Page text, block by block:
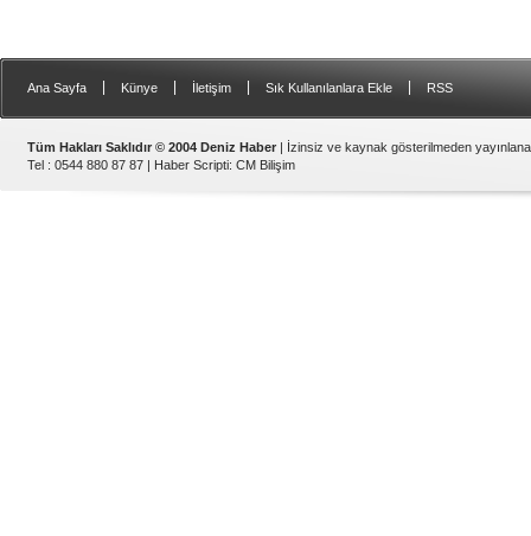
Ana Sayfa Künye İletişim Sık Kullanılanlara Ekle RSS
Tüm Hakları Saklıdır © 2004 Deniz Haber | İzinsiz ve kaynak gösterilmeden
Tel : 0544 880 87 87 | Haber Scripti: CM Bilişim